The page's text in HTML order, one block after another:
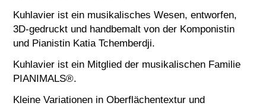
Kuhlavier ist ein musikalisches Wesen, entworfen,
3D-gedruckt und handbemalt von der Komponistin
und Pianistin Katia Tchemberdji.
Kuhlavier ist ein Mitglied der musikalischen Familie
PIANIMALS®.
Kleine Variationen in Oberflächentextur und